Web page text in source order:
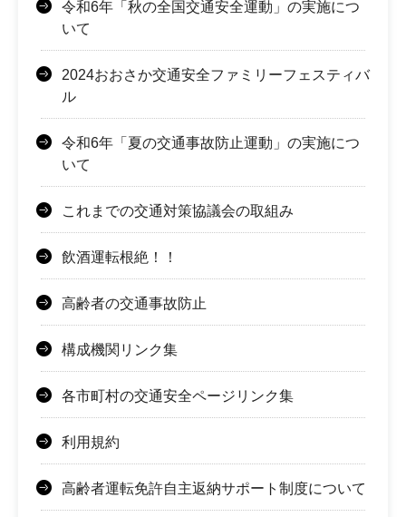
令和6年「秋の全国交通安全運動」の実施につ
いて
2024おおさか交通安全ファミリーフェスティバ
ル
令和6年「夏の交通事故防止運動」の実施につ
いて
これまでの交通対策協議会の取組み
飲酒運転根絶！！
高齢者の交通事故防止
構成機関リンク集
各市町村の交通安全ページリンク集
利用規約
高齢者運転免許自主返納サポート制度について